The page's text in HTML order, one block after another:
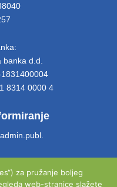
d.d.
8314 0000 4
otok.hr
za pružanje boljeg
web-stranice slažete